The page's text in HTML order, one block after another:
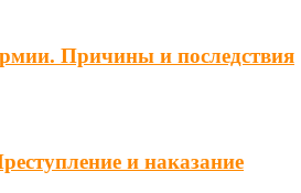
Причины и последствия
и наказание